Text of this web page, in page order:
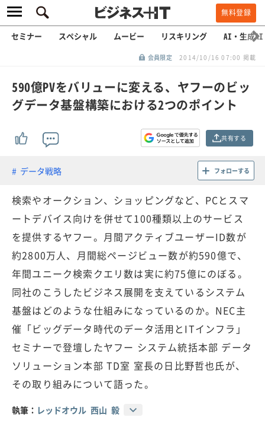
無料登録
セミナー スペシャル ムービー リスキリング AI・生成AI
会員限定 2014/10/16 07:00 掲載
590億PVをバリューに変える、ヤフーのビッ
グデータ基盤構築における2つのポイント
共有する
データ戦略 フォローする
検索やオークション、ショッピングなど、PCとスマ
ートデバイス向けを併せて100種類以上のサービス
を提供するヤフー。月間アクティブユーザーID数が
約2800万人、月間総ページビュー数が約590億で、
年間ユニーク検索クエリ数は実に約75億にのぼる。
同社のこうしたビジネス展開を支えているシステム
基盤はどのような仕組みになっているのか。NEC主
催「ビッグデータ時代のデータ活用とITインフラ」
セミナーで登壇したヤフー システム統括本部 データ
ソリューション本部 TD室 室長の日比野哲也氏が、
その取り組みについて語った。
執筆： レッドオウル 西山 毅